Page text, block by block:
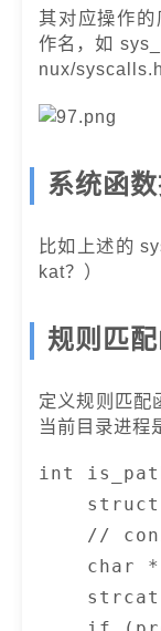
其对应操作
作名，如
nux/syscalls.h
系统函
比如上述的
kat？）
规则匹
定义规则匹配
当前目录进程
int
//
char